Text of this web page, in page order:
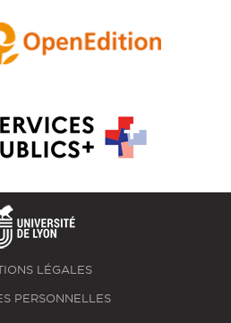
LÉGALES
PERSONNELLES